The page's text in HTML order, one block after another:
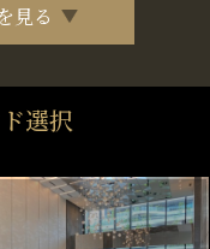
見る
選択